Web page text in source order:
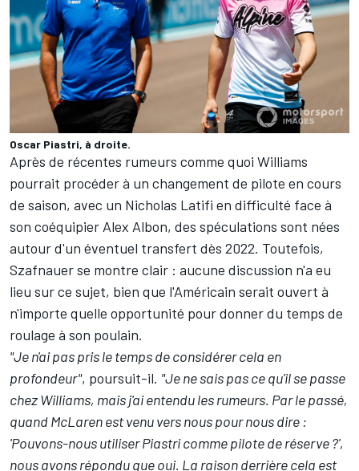
Oscar Piastri, à droite.
Après de récentes rumeurs comme quoi Williams
pourrait procéder à un changement de pilote en cours
de saison, avec un Nicholas Latifi en difficulté face à
son coéquipier Alex Albon, des spéculations sont nées
autour d'un éventuel transfert dès 2022. Toutefois,
Szafnauer se montre clair : aucune discussion n'a eu
lieu sur ce sujet, bien que l'Américain serait ouvert à
n'importe quelle opportunité pour donner du temps de
roulage à son poulain.
"Je n'ai pas pris le temps de considérer cela en
profondeur", poursuit-il. "Je ne sais pas ce qu'il se passe
chez Williams, mais j'ai entendu les rumeurs. Par le passé,
quand McLaren est venu vers nous pour nous dire :
'Pouvons-nous utiliser Piastri comme pilote de réserve ?',
nous avons répondu que oui. La raison derrière cela est